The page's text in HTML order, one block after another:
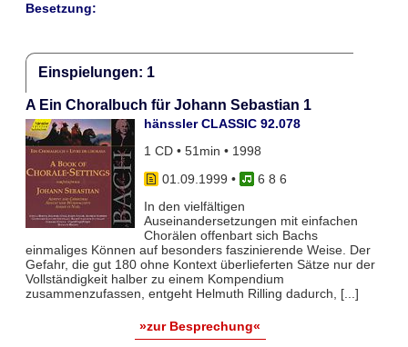
Besetzung:
Einspielungen: 1
A Ein Choralbuch für Johann Sebastian 1
hänssler CLASSIC 92.078
1 CD • 51min • 1998
01.09.1999 •
6 8 6
In den vielfältigen
Auseinandersetzungen mit einfachen
Chorälen offenbart sich Bachs
einmaliges Können auf besonders faszinierende Weise. Der
Gefahr, die gut 180 ohne Kontext überlieferten Sätze nur der
Vollständigkeit halber zu einem Kompendium
zusammenzufassen, entgeht Helmuth Rilling dadurch, [...]
»zur Besprechung«